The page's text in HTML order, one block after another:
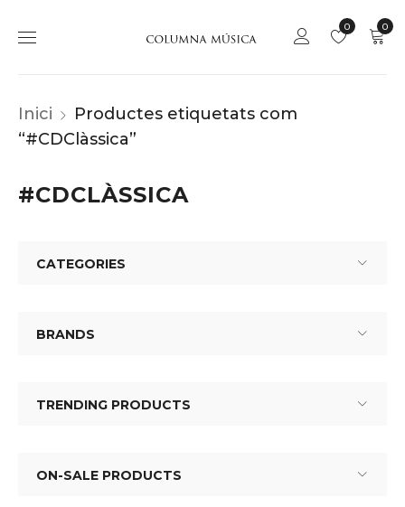
0
0
Inici
Productes etiquetats com
“#CDClàssica”
#CDCLÀSSICA
CATEGORIES
BRANDS
TRENDING PRODUCTS
ON-SALE PRODUCTS